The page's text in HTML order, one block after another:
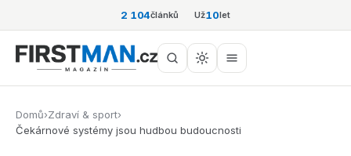
2 104článků Už10let
Domů›Zdraví & sport›
Čekárnové systémy jsou hudbou budoucnosti